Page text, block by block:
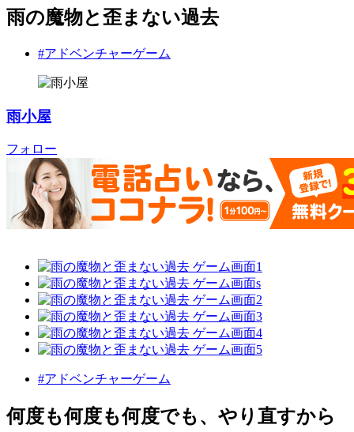
雨の魔物と歪まない過去
#アドベンチャーゲーム
雨小屋
フォロー
#アドベンチャーゲーム
何度も何度も何度でも、やり直すから